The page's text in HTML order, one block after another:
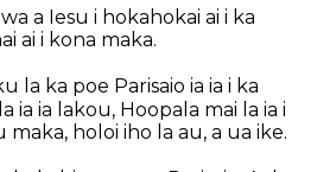
a Iesu i hokahokai ai i ka
ai i kona maka.
la ka poe Parisaio ia ia i ka
ia ia lakou, Hoopala mai la ia i
holoi iho la au, a ua ike.